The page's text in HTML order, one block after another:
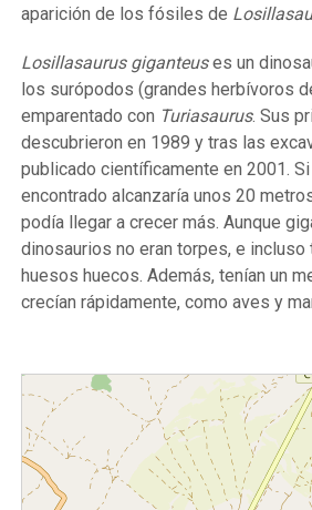
aparición de los fósiles de
Losillasaurus giganteuses un
los surópodos (grandes herbívoros
emparentado con Turiasaurus. Sus
descubrieron en 1989 y tras las
publicado científicamente en 2001.
encontrado alcanzaría unos 20
podía llegar a crecer más. Aunque
dinosaurios no eran torpes, e incluso
huesos huecos. Además, tenían un
crecían rápidamente, como aves y